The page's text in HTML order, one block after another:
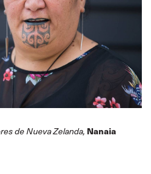
de Nueva Zelanda, Nanaia